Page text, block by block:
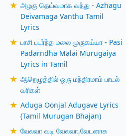
அழகு தெய்வமாக வந்து - Azhagu
Deivamaga Vanthu Tamil
Lyrics
பாசி படர்ந்த மலை முருகய்யா - Pasi
Padarndha Malai Murugaiya
Lyrics in Tamil
ஆறெழுத்தில் ஒரு மந்திரமாம் பாடல்
வரிகள்
Aduga Oonjal Adugave Lyrics
(Tamil Murugan Bhajan)
வேலவா வடி வேலவா,வேடனாக